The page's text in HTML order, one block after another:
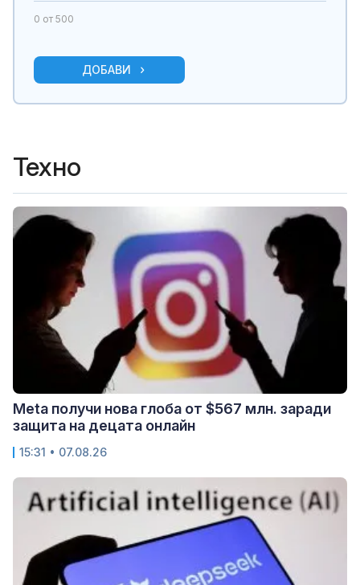
0 от 500
ДОБАВИ
Техно
Meta получи нова глоба от $567 млн. заради
защита на децата онлайн
15:31 • 07.08.26